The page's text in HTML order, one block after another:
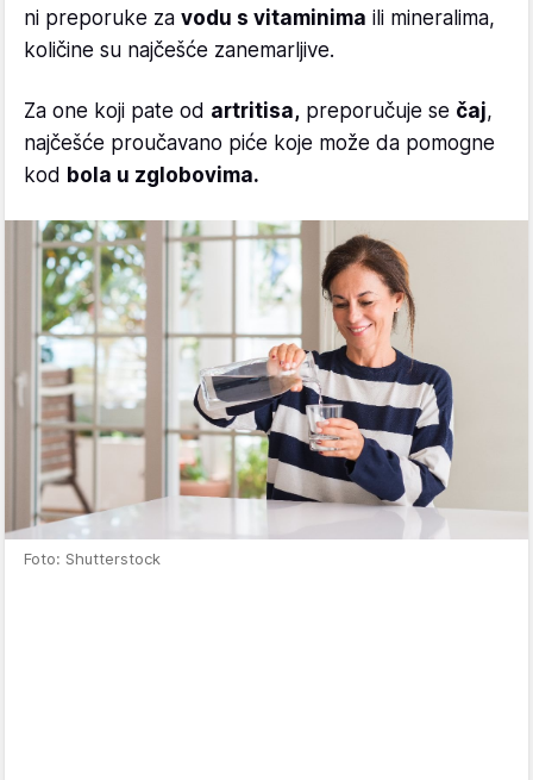
ni preporuke za vodu s vitaminima ili mineralima,
količine su najčešće zanemarljive.
Za one koji pate od artritisa, preporučuje se čaj,
najčešće proučavano piće koje može da pomogne
kod bola u zglobovima.
Foto: Shutterstock